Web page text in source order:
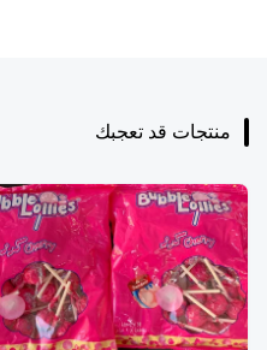
منتجات قد تعجبك